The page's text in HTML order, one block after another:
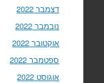
דצמבר 2022
נובמבר 2022
אוקטובר 2022
ספטמבר 2022
אוגוסט 2022